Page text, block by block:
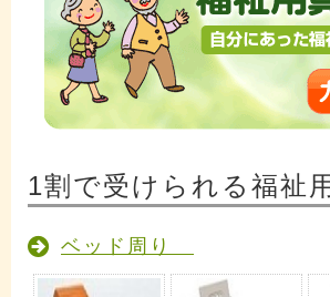
1割で受けられる福祉
ベッド周り